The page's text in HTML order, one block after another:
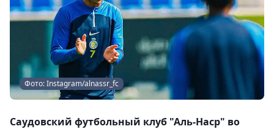
Фото: Instagram/alnassr_fc
Саудовский футбольный клуб "Аль-Наср" во